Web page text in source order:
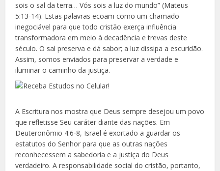
sois o sal da terra… Vós sois a luz do mundo” (Mateus
5:13-14). Estas palavras ecoam como um chamado
inegociável para que todo cristão exerça influência
transformadora em meio à decadência e trevas deste
século. O sal preserva e dá sabor; a luz dissipa a escuridão.
Assim, somos enviados para preservar a verdade e
iluminar o caminho da justiça.
A Escritura nos mostra que Deus sempre desejou um povo
que refletisse Seu caráter diante das nações. Em
Deuteronômio 4:6-8, Israel é exortado a guardar os
estatutos do Senhor para que as outras nações
reconhecessem a sabedoria e a justiça do Deus
verdadeiro. A responsabilidade social do cristão, portanto,